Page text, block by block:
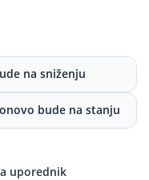
na sniženju
bude na stanju
uporednik